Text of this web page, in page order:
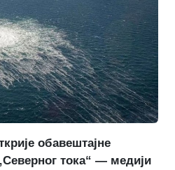
обавештајне
тока“ — медији